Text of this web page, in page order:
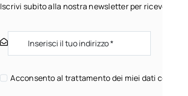
Iscrivi subito alla nostra newsletter per ricevere
Acconsento al trattamento dei miei dati come